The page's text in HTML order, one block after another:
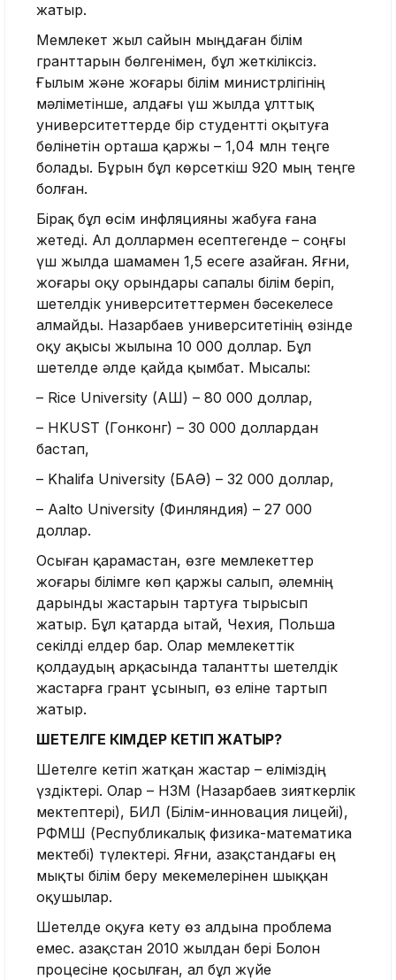
жатыр.
Мемлекет жыл сайын мыңдаған білім
гранттарын бөлгенімен, бұл жеткіліксіз.
Ғылым және жоғары білім министрлігінің
мәліметінше, алдағы үш жылда ұлттық
университеттерде бір студентті оқытуға
бөлінетін орташа қаржы – 1,04 млн теңге
болады. Бұрын бұл көрсеткіш 920 мың теңге
болған.
Бірақ бұл өсім инфляцияны жабуға ғана
жетеді. Ал доллармен есептегенде – соңғы
үш жылда шамамен 1,5 есеге азайған. Яғни,
жоғары оқу орындары сапалы білім беріп,
шетелдік университеттермен бәсекелесе
алмайды. Назарбаев университетінің өзінде
оқу ақысы жылына 10 000 доллар. Бұл
шетелде әлде қайда қымбат. Мысалы:
– Rice University (АҚШ) – 80 000 доллар,
– HKUST (Гонконг) – 30 000 доллардан
бастап,
– Khalifa University (БАӘ) – 32 000 доллар,
– Aalto University (Финляндия) – 27 000
доллар.
Осыған қарамастан, өзге мемлекеттер
жоғары білімге көп қаржы салып, әлемнің
дарынды жастарын тартуға тырысып
жатыр. Бұл қатарда Қытай, Чехия, Польша
секілді елдер бар. Олар мемлекеттік
қолдаудың арқасында талантты шетелдік
жастарға грант ұсынып, өз еліне тартып
жатыр.
ШЕТЕЛГЕ КІМДЕР КЕТІП ЖАТЫР?
Шетелге кетіп жатқан жастар – еліміздің
үздіктері. Олар – НЗМ (Назарбаев зияткерлік
мектептері), БИЛ (Білім-инновация лицейі),
РФМШ (Республикалық физика-математика
мектебі) түлектері. Яғни, Қазақстандағы ең
мықты білім беру мекемелерінен шыққан
оқушылар.
Шетелде оқуға кету өз алдына проблема
емес. Қазақстан 2010 жылдан бері Болон
процесіне қосылған, ал бұл жүйе